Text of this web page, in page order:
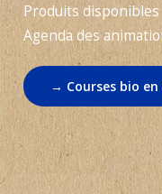
Produits disponibles
Agenda des
→ Courses bio